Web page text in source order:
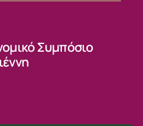
Συμπόσιο